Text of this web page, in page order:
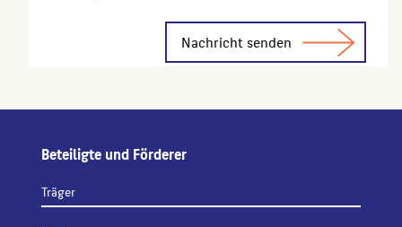
Beteiligte und Förderer
Träger